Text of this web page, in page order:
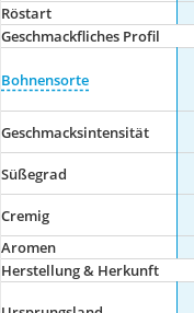
Röstart
Geschmackfliches Profil
Bohnensorte
Geschmacksintensität
Süßegrad
Cremig
Aromen
Herstellung & Herkunft